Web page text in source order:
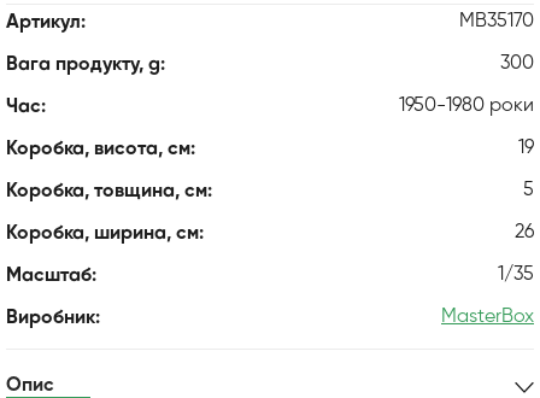
Артикул: MB35170
Вага продукту, g: 300
Час: 1950-1980 роки
Коробка, висота, см: 19
Коробка, товщина, см: 5
Коробка, ширина, см: 26
Масштаб: 1/35
Виробник: MasterBox
Опис